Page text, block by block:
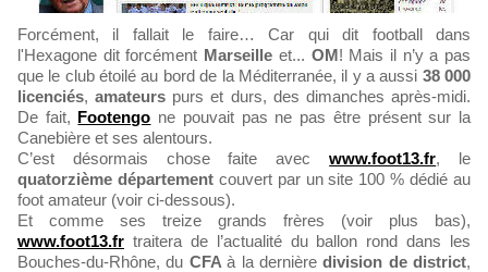
Forcément, il fallait le faire… Car qui dit football dans
l'Hexagone dit forcément Marseille et... OM! Mais il n’y a pas
que le club étoilé au bord de la Méditerranée, il y a aussi 38 000
licenciés,amateurs purs et durs, des dimanches après-midi.
De fait, Footengo ne pouvait pas ne pas être présent sur la
Canebière et ses alentours.
C’est désormais chose faite avecwww.foot13.fr, le
quatorzième départementcouvert par un site 100 % dédié au
foot amateur (voir ci-dessous).
Et comme ses treize grands frères (voir plus bas),
www.foot13.fr traitera de l’actualité du ballon rond dans les
Bouches-du-Rhône, du CFAà la dernièredivision de district,